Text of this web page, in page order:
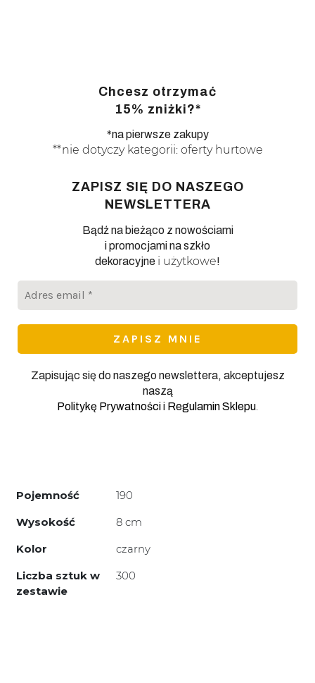
Chcesz otrzymać
15% zniżki?*
*na pierwsze zakupy
**nie dotyczy kategorii: oferty hurtowe
ZAPISZ SIĘ DO NASZEGO
NEWSLETTERA
Bądź na bieżąco z nowościami
i promocjami na szkło
dekoracyjne i użytkowe!
Zapisując się do naszego newslettera, akceptujesz
naszą
Politykę Prywatnościi Regulamin Sklepu
Pojemność
190
Wysokość
8 cm
Kolor
czarny
Liczba sztuk w
zestawie
300